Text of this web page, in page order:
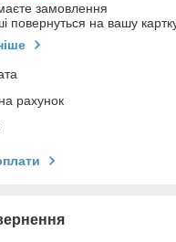
замовлення
повернуться на вашу
рахунок